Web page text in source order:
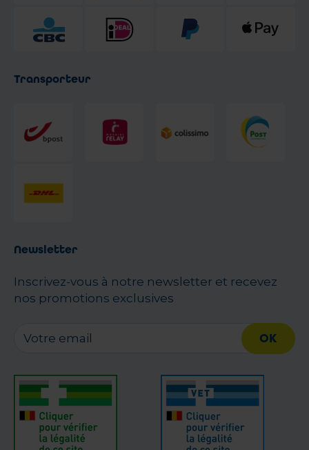
Transporteur
Newsletter
Inscrivez-vous à notre newsletter et recevez
nos promotions exclusives
OK